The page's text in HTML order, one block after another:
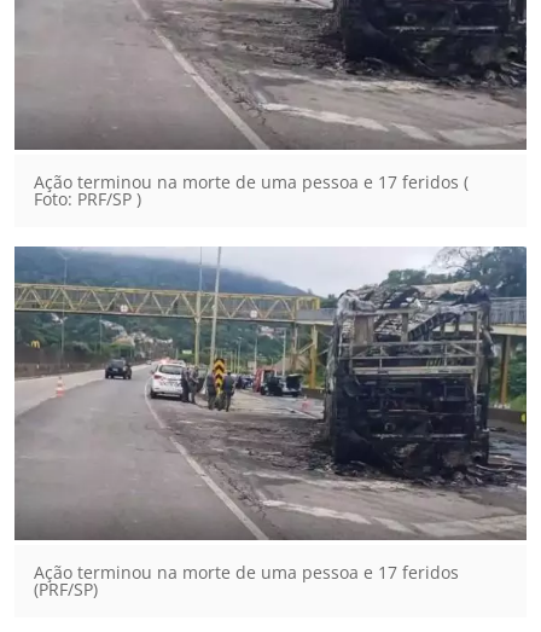
Ação terminou na morte de uma pessoa e 17 feridos (
Foto: PRF/SP )
Ação terminou na morte de uma pessoa e 17 feridos
(PRF/SP)